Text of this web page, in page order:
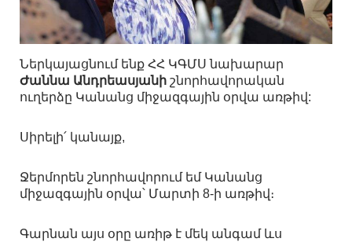
Ներկայացնում ենք ՀՀ ԿԳՄՍ նախարար
Ժաննա Անդրեասյանի շնորհավորական
ուղերձը Կանանց միջազգային օրվա առթիվ:
Սիրելի՛ կանայք,
Ջերմորեն շնորհավորում եմ Կանանց
միջազգային օրվա՝ Մարտի 8-ի առթիվ։
Գարնան այս օրը առիթ է մեկ անգամ ևս